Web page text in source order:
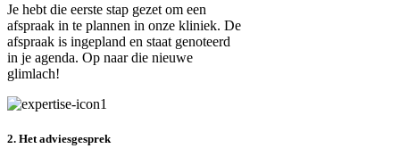
Je hebt die eerste stap gezet om een
afspraak in te plannen in onze kliniek. De
afspraak is ingepland en staat genoteerd
in je agenda. Op naar die nieuwe
glimlach!
2. Het adviesgesprek